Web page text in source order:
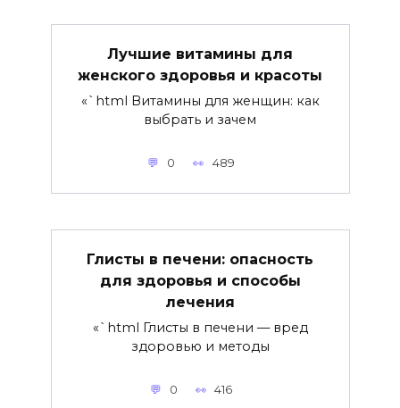
Лучшие витамины для
женского здоровья и красоты
«`html Витамины для женщин: как
выбрать и зачем
0 489
Глисты в печени: опасность
для здоровья и способы
лечения
«`html Глисты в печени — вред
здоровью и методы
0 416